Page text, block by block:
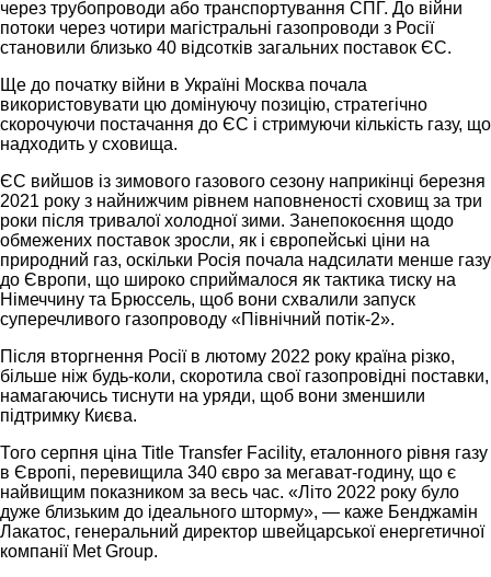
через трубопроводи або транспортування СПГ. До війни
потоки через чотири магістральні газопроводи з Росії
становили близько 40 відсотків загальних поставок ЄС.
Ще до початку війни в Україні Москва почала
використовувати цю домінуючу позицію, стратегічно
скорочуючи постачання до ЄС і стримуючи кількість газу, що
надходить у сховища.
ЄС вийшов із зимового газового сезону наприкінці березня
2021 року з найнижчим рівнем наповненості сховищ за три
роки після тривалої холодної зими. Занепокоєння щодо
обмежених поставок зросли, як і європейські ціни на
природний газ, оскільки Росія почала надсилати менше газу
до Європи, що широко сприймалося як тактика тиску на
Німеччину та Брюссель, щоб вони схвалили запуск
суперечливого газопроводу «Північний потік-2».
Після вторгнення Росії в лютому 2022 року країна різко,
більше ніж будь-коли, скоротила свої газопровідні поставки,
намагаючись тиснути на уряди, щоб вони зменшили
підтримку Києва.
Того серпня ціна Title Transfer Facility, еталонного рівня газу
в Європі, перевищила 340 євро за мегават-годину, що є
найвищим показником за весь час. «Літо 2022 року було
дуже близьким до ідеального шторму», — каже Бенджамін
Лакатос, генеральний директор швейцарської енергетичної
компанії Met Group.